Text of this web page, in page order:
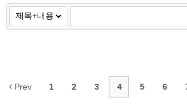
Prev 1 2 3 4 5 6